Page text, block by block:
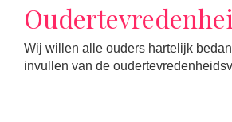
Wij willen alle ouders hartelijk
invullen van de